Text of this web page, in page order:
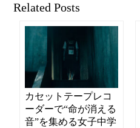
Related Posts
カセットテープレコ
ーダーで“命が消える
音”を集める女子中学